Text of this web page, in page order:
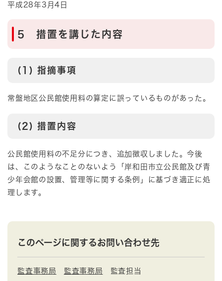
平成28年3月4日
5 措置を講じた内容
(1) 指摘事項
常盤地区公民館使用料の算定に誤っているものがあった。
(2) 措置内容
公民館使用料の不足分につき、追加徴収しました。今後
は、このようなことのないよう「岸和田市立公民館及び青
少年会館の設置、管理等に関する条例」に基づき適正に処
理します。
このページに関するお問い合わせ先
監査事務局 監査事務局 監査担当